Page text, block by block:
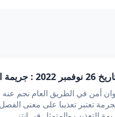
في الطريق العام نجم